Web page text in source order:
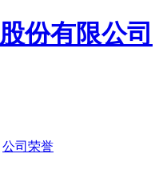
公司荣誉